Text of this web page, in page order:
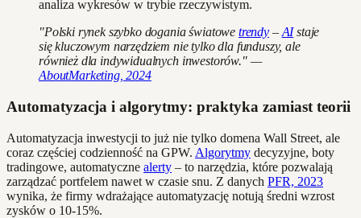
analiza wykresów w trybie rzeczywistym.
"Polski rynek szybko dogania światowe trendy– AIstaje
się kluczowym narzędziem nie tylko dla funduszy, ale
również dla indywidualnych inwestorów." —
AboutMarketing, 2024
Automatyzacja i algorytmy: praktyka zamiast teorii
Automatyzacja inwestycji to już nie tylko domena Wall Street, ale
coraz częściej codzienność na GPW. Algorytmy decyzyjne, boty
tradingowe, automatyczne alerty – to narzędzia, które pozwalają
zarządzać portfelem nawet w czasie snu. Z danych PFR, 2023
wynika, że firmy wdrażające automatyzację notują średni wzrost
zysków o 10-15%.